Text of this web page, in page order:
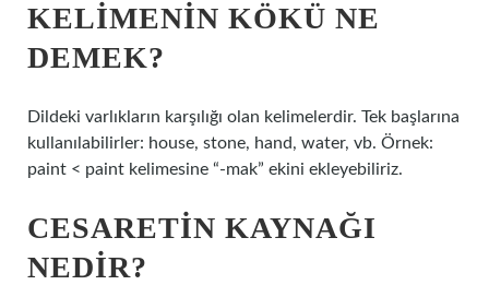
KELIMENIN KÖKÜ NE
DEMEK?
Dildeki varlıkların karşılığı olan kelimelerdir. Tek başlarına
kullanılabilirler: ​​house, stone, hand, water, vb. Örnek:
paint < paint kelimesine “-mak” ekini ekleyebiliriz.
CESARETIN KAYNAĞI
NEDIR?